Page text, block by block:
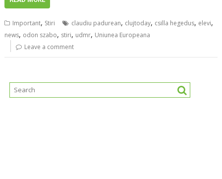
Important, Stiri claudiu padurean, clujtoday, csilla hegedus, elevi,
news, odon szabo, stiri, udmr, Uniunea Europeana
Leave a comment